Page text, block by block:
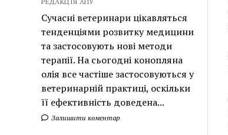
Сучасні ветеринари цікавляться
тенденціями розвитку медицини
та застосовують нові методи
терапії. На сьогодні конопляна
олія все частіше застосовуються у
ветеринарній практиці, оскільки
її ефективність доведена...
Залишити коментар